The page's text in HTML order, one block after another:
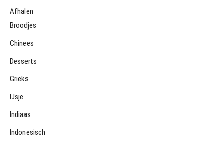
Afhalen
Broodjes
Chinees
Desserts
Grieks
IJsje
Indiaas
Indonesisch